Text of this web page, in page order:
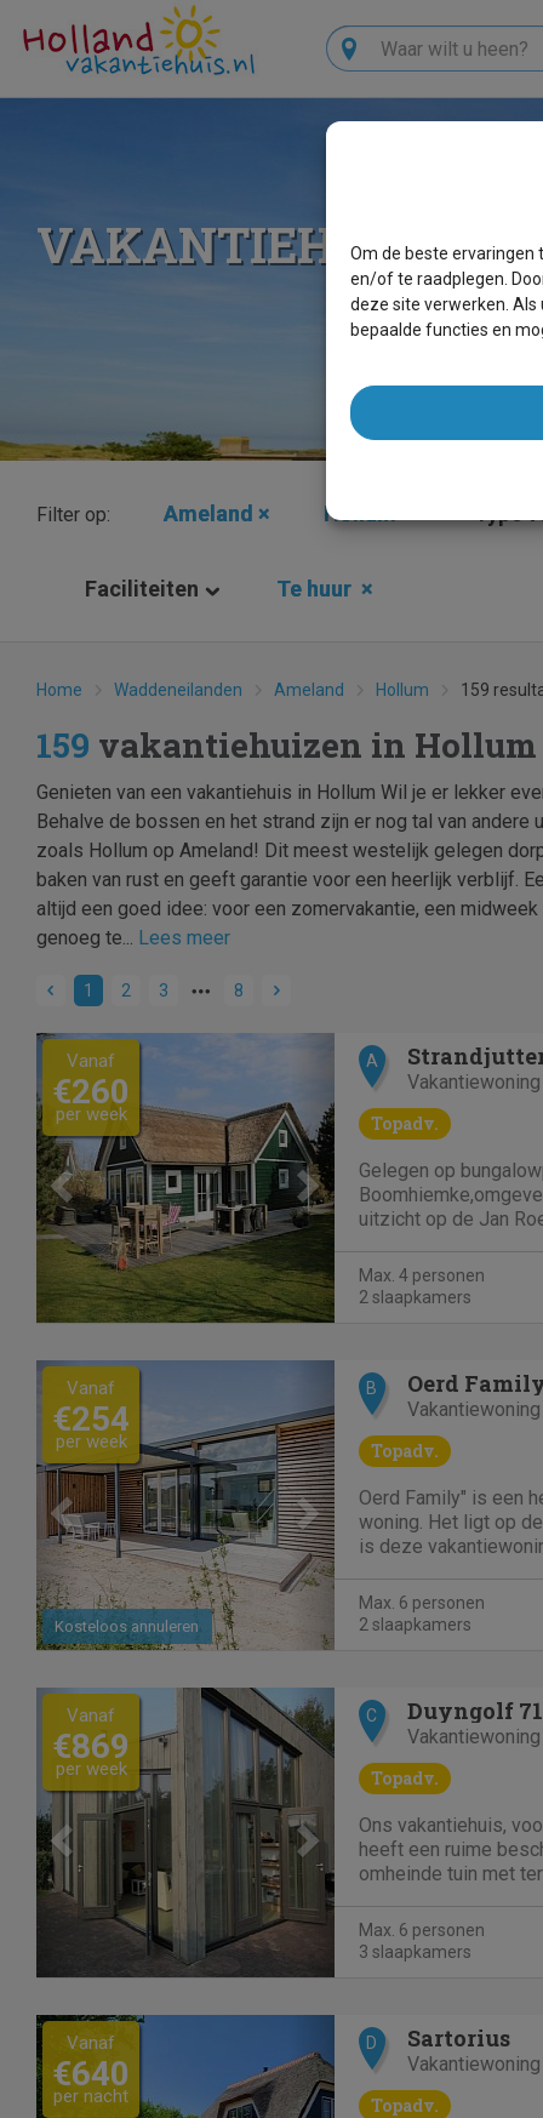
Zoeken
VAKANTIEHUIZEN
Filter op: Ameland × Hollum
Faciliteiten Te huur ×
Home Waddeneilanden Ameland Hollum 159
159 vakantiehuizen in Hollum
Genieten van een vakantiehuis in Hollum Wil je er lekker
Behalve de bossen en het strand zijn er nog tal van andere
zoals Hollum op Ameland! Dit meest westelijk gelegen
baken van rust en geeft garantie voor een heerlijk verblijf.
altijd een goed idee: voor een zomervakantie, een
genoeg te... Lees meer
1 2 3 8
Previous Next
Vanaf
€260
per week
A
Vakantiewoning
Topadv.
Gelegen op
uitzicht op de Jan
gemakken voorzien.
terras met lounge
Max. 4 personen
2 slaapkamers
Previous Next
Kosteloos annuleren
Vanaf
€254
per week
B Oerd
Vakantiewoning
Topadv.
Oerd Family" is een
woning. Het ligt op
is deze
Ameland betreft. Dit is een vakantieverblijf met 2
slaapkamers. In
Max. 6 personen
2 slaapkamers
Previous Next
Vanaf
€869
per week
C Duyngolf 71
Vakantiewoning
Topadv.
Ons vakantiehuis,
heeft een ruime
omheinde tuin met
voor maximaal 6
aan de voet van de
Max. 6 personen
3 slaapkamers
Previous Next
Vanaf
€640
per nacht
D Sartorius
Vakantiewoning
Topadv.
Om de beste ervaringen
en/of te raadplegen.
deze site verwerken.
bepaalde functies en